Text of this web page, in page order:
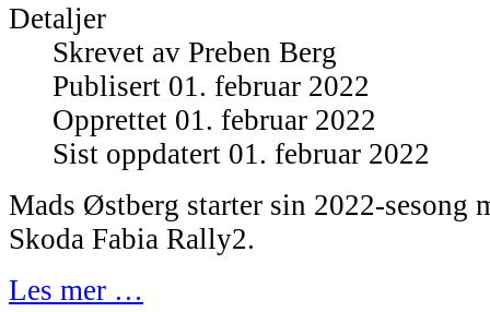
Detaljer
Skrevet av Preben Berg
Publisert 01. februar 2022
Opprettet 01. februar 2022
Sist oppdatert 01. februar 2022
Mads Østberg starter sin 2022-sesong
Skoda Fabia Rally2.
Les mer …